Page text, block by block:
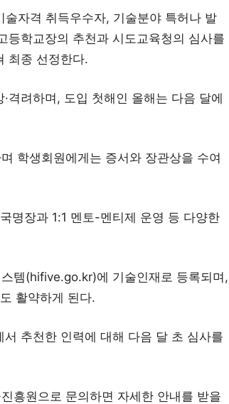
술자격 취득우수자, 기술분야 특허나 발
등학교장의 추천과 시도교육청의 심사를
최종 선정한다.
격려하며, 도입 첫해인 올해는 다음 달에
학생회원에게는 증서와 장관상을 수여
명장과 1:1 멘토-멘티제 운영 등 다양한
템(hifive.go.kr)에 기술인재로 등록되며,
활약하게 된다.
추천한 인력에 대해 다음 달 초 심사를
흥원으로 문의하면 자세한 안내를 받을